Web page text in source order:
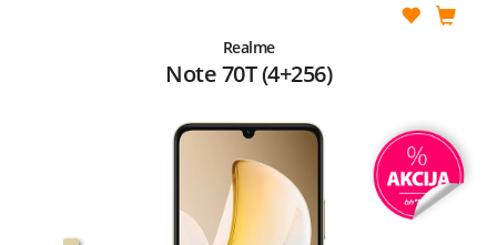
Realme
Note 70T (4+256)